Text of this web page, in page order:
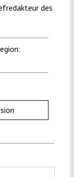
des